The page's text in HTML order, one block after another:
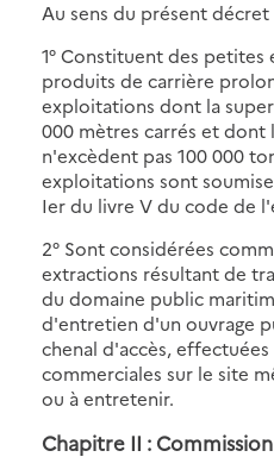
Au sens du présent décret
1° Constituent des
produits de carrière
exploitations dont la
000 mètres carrés et dont
n'excèdent pas 100 000
exploitations sont
Ier du livre V du code de
2° Sont considérées
extractions résultant de
du domaine public
d'entretien d'un ouvrage
chenal d'accès,
commerciales sur le site
ou à entretenir.
Chapitre II :